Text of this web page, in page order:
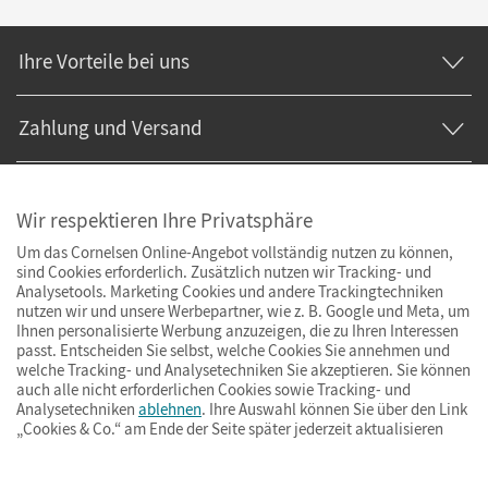
Ihre Vorteile bei uns
Zahlung und Versand
ImpressumAGBDatenschutzBarrierefreiheitCookies & Co.
Wir respektieren Ihre Privatsphäre
Um das Cornelsen Online-Angebot vollständig nutzen zu können,
sind Cookies erforderlich. Zusätzlich nutzen wir Tracking- und
Analysetools. Marketing Cookies und andere Trackingtechniken
nutzen wir und unsere Werbepartner, wie z. B. Google und Meta, um
Ihnen personalisierte Werbung anzuzeigen, die zu Ihren Interessen
passt. Entscheiden Sie selbst, welche Cookies Sie annehmen und
welche Tracking- und Analysetechniken Sie akzeptieren. Sie können
auch alle nicht erforderlichen Cookies sowie Tracking- und
Analysetechniken ablehnen. Ihre Auswahl können Sie über den Link
„Cookies & Co.“ am Ende der Seite später jederzeit aktualisieren